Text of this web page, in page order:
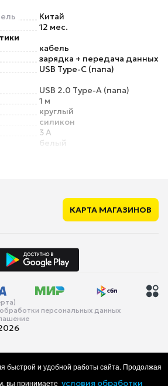
Китай
12 мес.
кабель
зарядка + передача данных
USB Type-C (папа)
USB 2.0 Type-A (папа)
1 м
круглый
силикон
3 А
белый
КАРТА МАГАЗИНОВ
персональных данных
быстрой и удобной работы сайта. Продолжая
вы принимаете условия обработки